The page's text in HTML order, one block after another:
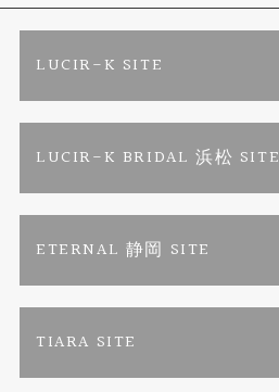
ブランドリスト
オーダーメイド専用サイト
SORA
エタニティリング
婚約ネックレス
金属アレルギーお悩み相談
プロポーズ相談室
お客様の声
プライバシーポリシー
LUCIR-K SITE
LUCIR-K BRIDAL 浜松 SITE
ETERNAL 静岡 SITE
TIARA SITE